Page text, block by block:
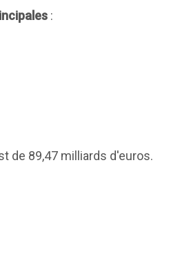
:
de 89,47 milliards d'euros.